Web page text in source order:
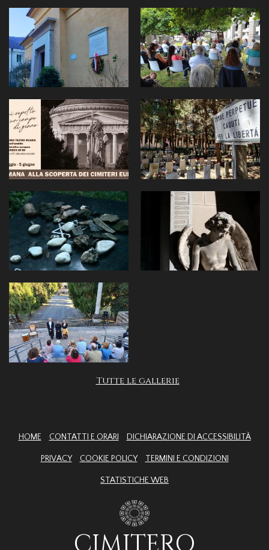
Tutte le gallerie
HOME CONTATTI E ORARI DICHIARAZIONE DI ACCESSIBILITÀ
PRIVACY COOKIE POLICY TERMINI E CONDIZIONI
STATISTICHE WEB